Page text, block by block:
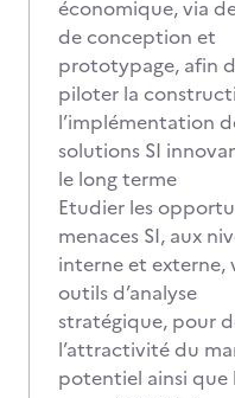
économique, via
de conception et
prototypage, afin
piloter la
l’implémentation
solutions SI
le long terme
Etudier les
menaces SI, aux
interne et externe,
outils d’analyse
stratégique, pour
l’attractivité du
potentiel ainsi que